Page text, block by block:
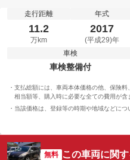
走行距離
11.2
万km
年式
2017
(平成29)年
車検
車検整備付
支払総額には、車両本体価格の他、保険
相当額等、購入時に必要な全ての費用が含
当該価格は、登録等の時期や地域などにつ
無料 この車両に関